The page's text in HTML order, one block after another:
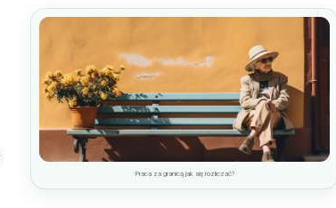
Praca za granicą jak się rozliczać?